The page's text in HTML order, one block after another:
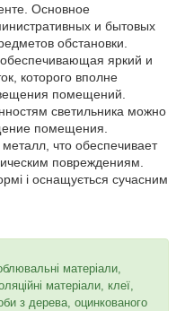
Основное
и бытовых
обстановки.
яркий и
которого вполне
помещений.
светильника можно
помещения.
что обеспечивает
повреждениям.
і оснащується сучасним
матеріали,
матеріали, клеї,
з дерева, оцинкованого